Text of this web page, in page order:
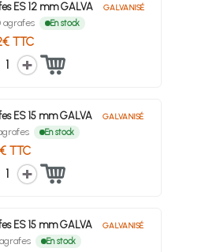
ES 12 mm GALVA GALVANISÉ
agrafes En stock
TTC
1
ES 15 mm GALVA GALVANISÉ
En stock
TTC
1
ES 15 mm GALVA GALVANISÉ
En stock